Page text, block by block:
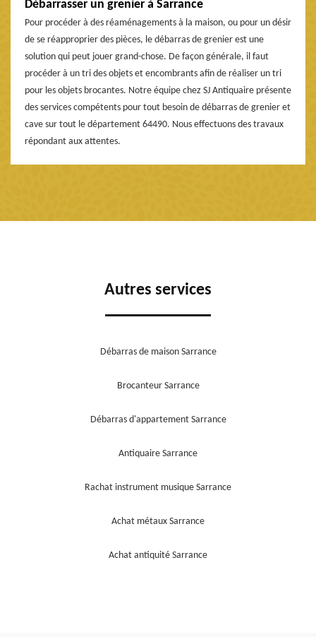
Débarrasser un grenier à Sarrance
Pour procéder à des réaménagements à la maison, ou pour un désir
de se réapproprier des pièces, le débarras de grenier est une
solution qui peut jouer grand-chose. De façon générale, il faut
procéder à un tri des objets et encombrants afin de réaliser un tri
pour les objets brocantes. Notre équipe chez SJ Antiquaire présente
des services compétents pour tout besoin de débarras de grenier et
cave sur tout le département 64490. Nous effectuons des travaux
répondant aux attentes.
Autres services
Débarras de maison Sarrance
Brocanteur Sarrance
Débarras d'appartement Sarrance
Antiquaire Sarrance
Rachat instrument musique Sarrance
Achat métaux Sarrance
Achat antiquité Sarrance